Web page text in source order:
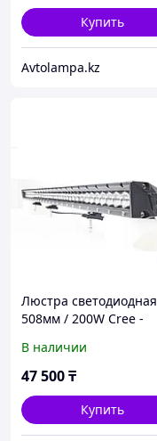
Купить
Avtolampa.kz
Люстра светодиодная
508мм / 200W Cree -
В наличии
47 500₸
Купить